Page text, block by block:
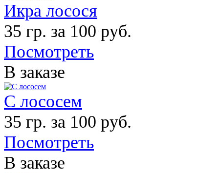
Икра лосося
35 гр. за 100 руб.
Посмотреть
В заказе
С лососем
35 гр. за 100 руб.
Посмотреть
В заказе